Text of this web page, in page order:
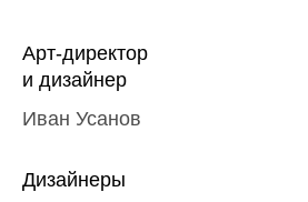
Арт-директор
и дизайнер
Иван Усанов
Дизайнеры